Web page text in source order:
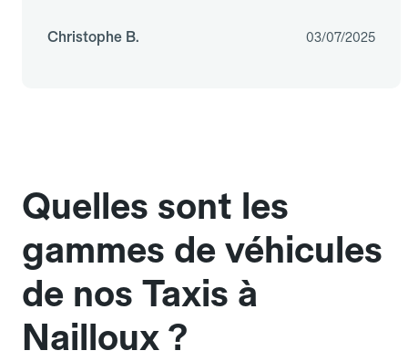
Christophe B. 03/07/2025
Quelles sont les
gammes de véhicules
de nos Taxis à
Nailloux ?